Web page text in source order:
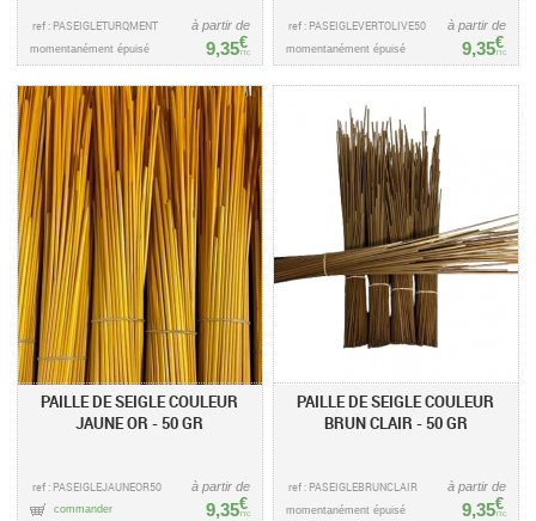
ref : PASEIGLETURQMENT
9,35€
TTC
à partir de
momentanément épuisé
ref : PASEIGLEVERTOLIVE50
9,35€
TTC
à partir de
momentanément épuisé
PAILLE DE SEIGLE COULEUR
JAUNE OR - 50 GR
ref : PASEIGLEJAUNEOR50
9,35€
TTC
à partir de
commander
PAILLE DE SEIGLE COULEUR
BRUN CLAIR - 50 GR
ref : PASEIGLEBRUNCLAIR
9,35€
TTC
à partir de
momentanément épuisé